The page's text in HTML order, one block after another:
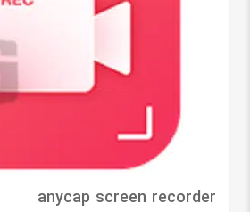
anycap screen recorder